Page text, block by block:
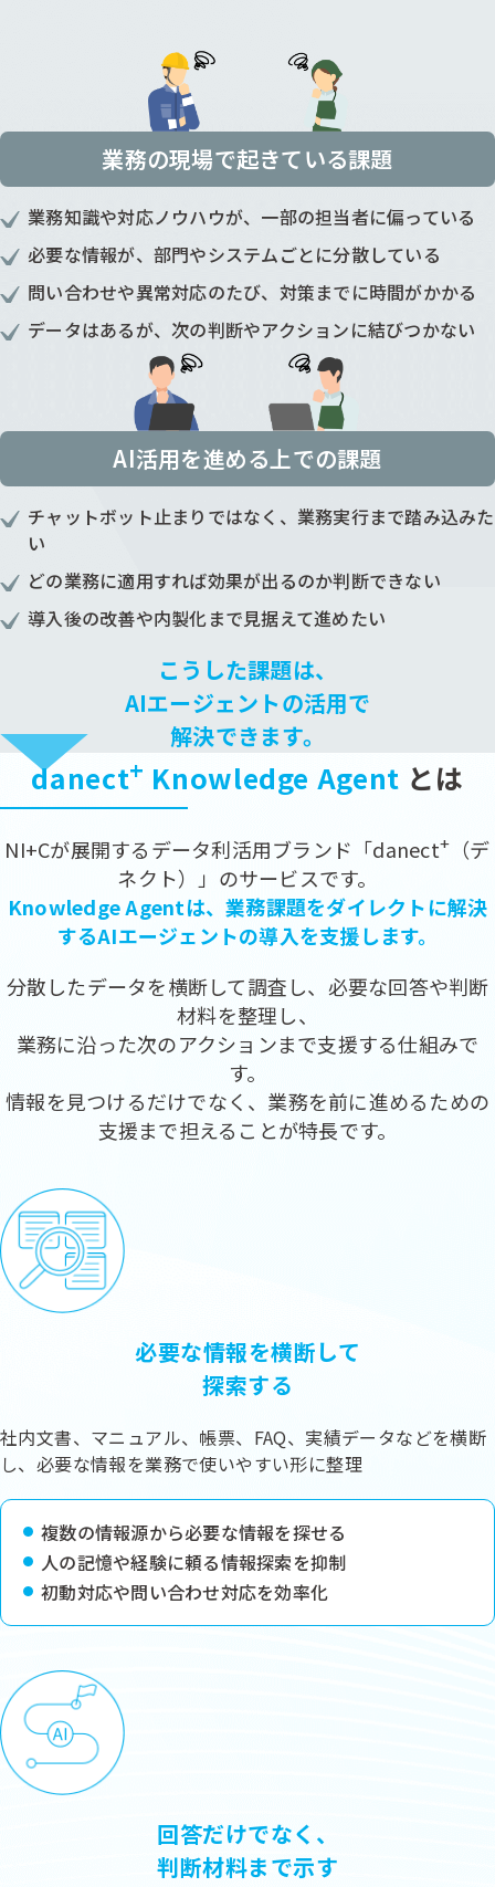
業務の現場で起きている課題
業務知識や対応ノウハウが、一部の担当者に偏っている
必要な情報が、部門やシステムごとに分散している
問い合わせや異常対応のたび、対策までに時間がかかる
データはあるが、次の判断やアクションに結びつかない
AI活用を進める上での課題
チャットボット止まりではなく、業務実行まで踏み込みた
い
どの業務に適用すれば効果が出るのか判断できない
導入後の改善や内製化まで見据えて進めたい
こうした課題は、
AIエージェントの活用で
解決できます。
danect+ Knowledge Agent とは
NI+Cが展開するデータ利活用ブランド「danect+ （デ
ネクト）」のサービスです。
Knowledge Agentは、業務課題をダイレクトに解決
するAIエージェントの導入を支援します。
分散したデータを横断して調査し、必要な回答や判断
材料を整理し、
業務に沿った次のアクションまで支援する仕組みで
す。
情報を見つけるだけでなく、業務を前に進めるための
支援まで担えることが特長です。
必要な情報を横断して
探索する
社内文書、マニュアル、帳票、FAQ、実績データなどを横断
し、必要な情報を業務で使いやすい形に整理
複数の情報源から必要な情報を探せる
人の記憶や経験に頼る情報探索を抑制
初動対応や問い合わせ対応を効率化
回答だけでなく、
判断材料まで示す